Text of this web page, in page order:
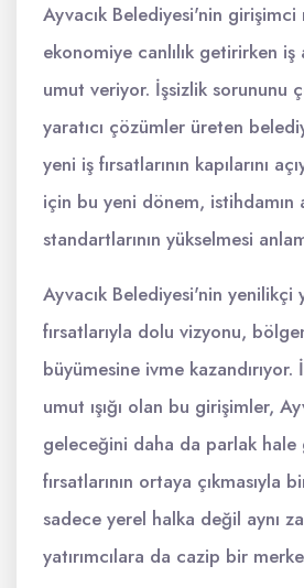
Ayvacık Belediyesi'nin girişimci
ekonomiye canlılık getirirken
umut veriyor. İşsizlik sorununu
yaratıcı çözümler üreten
yeni iş fırsatlarının kapılarını
için bu yeni dönem, istihdamın
standartlarının yükselmesi
Ayvacık Belediyesi'nin yenilikçi
fırsatlarıyla dolu vizyonu,
büyümesine ivme
umut ışığı olan bu girişimler,
geleceğini daha da parlak hale
fırsatlarının ortaya çıkmasıyla
sadece yerel halka değil aynı
yatırımcılara da cazip bir